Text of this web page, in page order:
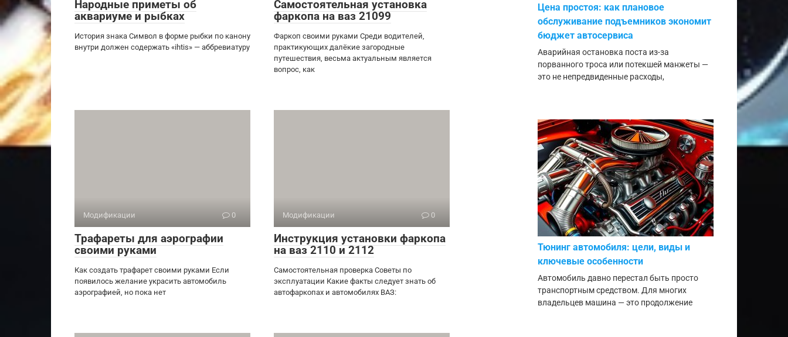
Народные приметы об
аквариуме и рыбках
История знака Символ в форме рыбки по канону
внутри должен содержать «ihtis» — аббревиатуру
Самостоятельная установка
фаркопа на ваз 21099
Фаркоп своими руками Среди водителей,
практикующих далёкие загородные
путешествия, весьма актуальным является
вопрос, как
Модификации 0
Трафареты для аэрографии
своими руками
Как создать трафарет своими руками Если
появилось желание украсить автомобиль
аэрографией, но пока нет
Модификации 0
Инструкция установки фаркопа
на ваз 2110 и 2112
Самостоятельная проверка Советы по
эксплуатации Какие факты следует знать об
автофаркопах и автомобилях ВАЗ:
Цена простоя: как плановое
обслуживание подъемников экономит
бюджет автосервиса
Аварийная остановка поста из-за
порванного троса или потекшей манжеты —
это не непредвиденные расходы,
Тюнинг автомобиля: цели, виды и
ключевые особенности
Автомобиль давно перестал быть просто
транспортным средством. Для многих
владельцев машина — это продолжение